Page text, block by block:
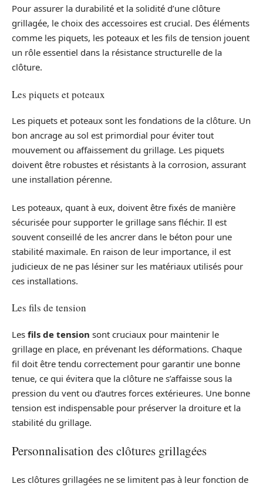
Pour assurer la durabilité et la solidité d’une clôture
grillagée, le choix des accessoires est crucial. Des éléments
comme les piquets, les poteaux et les fils de tension jouent
un rôle essentiel dans la résistance structurelle de la
clôture.
Les piquets et poteaux
Les piquets et poteaux sont les fondations de la clôture. Un
bon ancrage au sol est primordial pour éviter tout
mouvement ou affaissement du grillage. Les piquets
doivent être robustes et résistants à la corrosion, assurant
une installation pérenne.
Les poteaux, quant à eux, doivent être fixés de manière
sécurisée pour supporter le grillage sans fléchir. Il est
souvent conseillé de les ancrer dans le béton pour une
stabilité maximale. En raison de leur importance, il est
judicieux de ne pas lésiner sur les matériaux utilisés pour
ces installations.
Les fils de tension
Les fils de tension sont cruciaux pour maintenir le
grillage en place, en prévenant les déformations. Chaque
fil doit être tendu correctement pour garantir une bonne
tenue, ce qui évitera que la clôture ne s’affaisse sous la
pression du vent ou d’autres forces extérieures. Une bonne
tension est indispensable pour préserver la droiture et la
stabilité du grillage.
Personnalisation des clôtures grillagées
Les clôtures grillagées ne se limitent pas à leur fonction de